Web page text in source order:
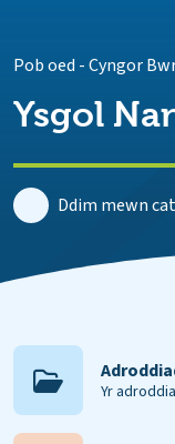
Pob oed -Cyngor
Ysgol
Ddim mewn
Yr